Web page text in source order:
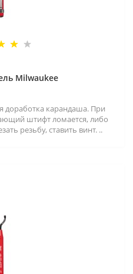
Milwaukee
доработка карандаша. При
штифт ломается, либо
резьбу, ставить винт. ..